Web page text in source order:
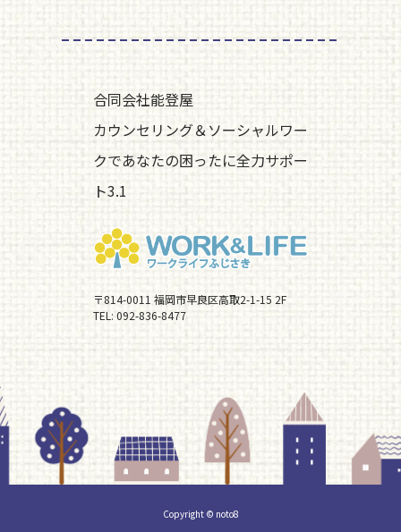
合同会社能登屋
カウンセリング＆ソーシャルワー
クであなたの困ったに全力サポー
ト3.1
〒814-0011 福岡市早良区高取2-1-15 2F
TEL: 092-836-8477
Copyright © noto8